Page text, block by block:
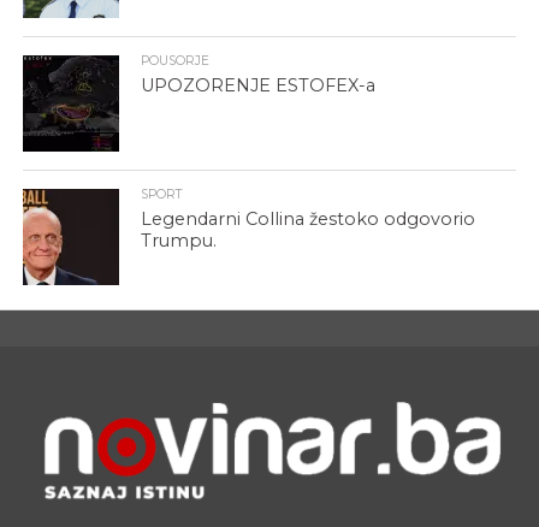
POUSORJE
UPOZORENJE ESTOFEX-a
SPORT
Legendarni Collina žestoko odgovorio
Trumpu.